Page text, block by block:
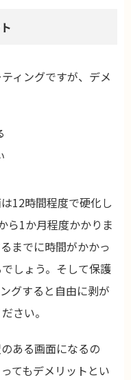
ィングですが、デメ
12時間程度で硬化し
ら1か月程度かかりま
までに時間がかかっ
しょう。そして保護
グすると自由に剥が
さい。
ある画面になるの
てもデメリットとい